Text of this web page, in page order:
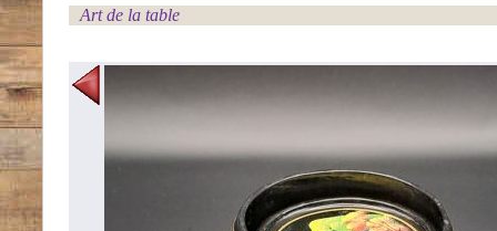
Art de la table